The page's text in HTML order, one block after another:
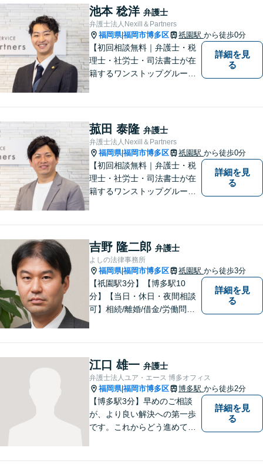
等複数士業の知識が必要な案
件を一括して対応。九州トッ
プクラスの豊富な実績。
池本 稔洋 弁護士
弁護士法人Nexill＆Partners
福岡県|福岡市博多区 祇園駅 から徒歩0分
【初回相談無料｜弁護士・税
理士・社労士・司法書士が在
籍するワンストップグルー
等複数士業の知識が必要な案
件を一括して対応。九州トッ
プクラスの豊富な実績。
詳細を見
る
菰田 泰隆 弁護士
弁護士法人Nexill＆Partners
福岡県|福岡市博多区 祇園駅 から徒歩0分
【初回相談無料｜弁護士・税
理士・社労士・司法書士が在
籍するワンストップグルー
等複数士業の知識が必要な案
件を一括して対応。九州トッ
プクラスの豊富な実績。
詳細を見
る
吉野 隆二郎 弁護士
よしの法律事務所
福岡県|福岡市博多区 祇園駅 から徒歩3分
【祇園駅3分】【博多駅10
分】【当日・休日・夜間相談
可】相続/離婚/借金/労働問題/
りうかがい、円滑な解決のた
めに「スピード感」を大事に
しております。
詳細を見
る
江口 雄一 弁護士
弁護士法人ユア・エース 博多オフィス
福岡県|福岡市博多区 博多駅 から徒歩2分
【博多駅3分】早めのご相談
が、より良い解決への第一歩
です。これからどう進めてい
詳細を見
る